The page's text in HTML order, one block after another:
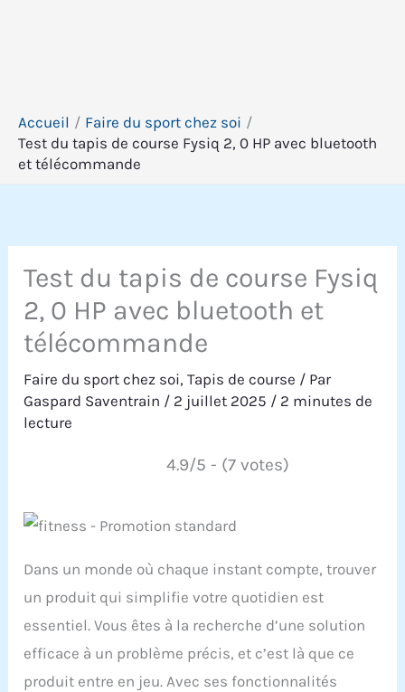
Accueil
Faire du sport chez soi
Test du tapis de course Fysiq 2, 0 HP avec bluetooth
et télécommande
Test du tapis de course Fysiq
2, 0 HP avec bluetooth et
télécommande
Faire du sport chez soi,Tapis de course / Par
Gaspard Saventrain / 2 juillet 2025 / 2 minutes de
lecture
4.9/5 - (7 votes)
Dans un monde où chaque instant compte, trouver
un produit qui simplifie votre quotidien est
essentiel. Vous êtes à la recherche d’une solution
efficace à un problème précis, et c’est là que ce
produit entre en jeu. Avec ses fonctionnalités